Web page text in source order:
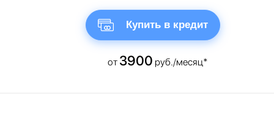
Купить в кредит
от 3900 руб./месяц*